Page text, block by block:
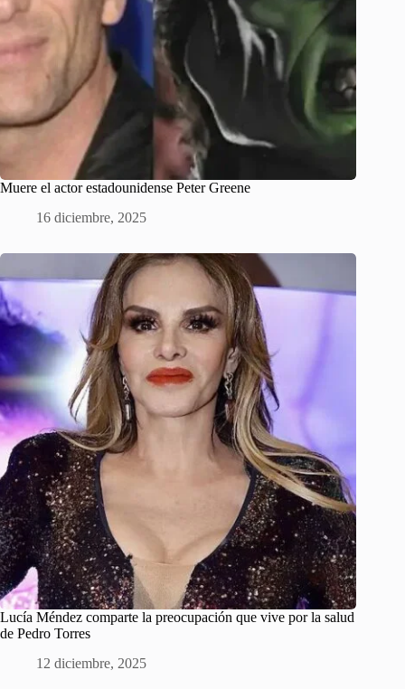
Muere el actor estadounidense Peter Greene
16 diciembre, 2025
Lucía Méndez comparte la preocupación que vive por la salud
de Pedro Torres
12 diciembre, 2025